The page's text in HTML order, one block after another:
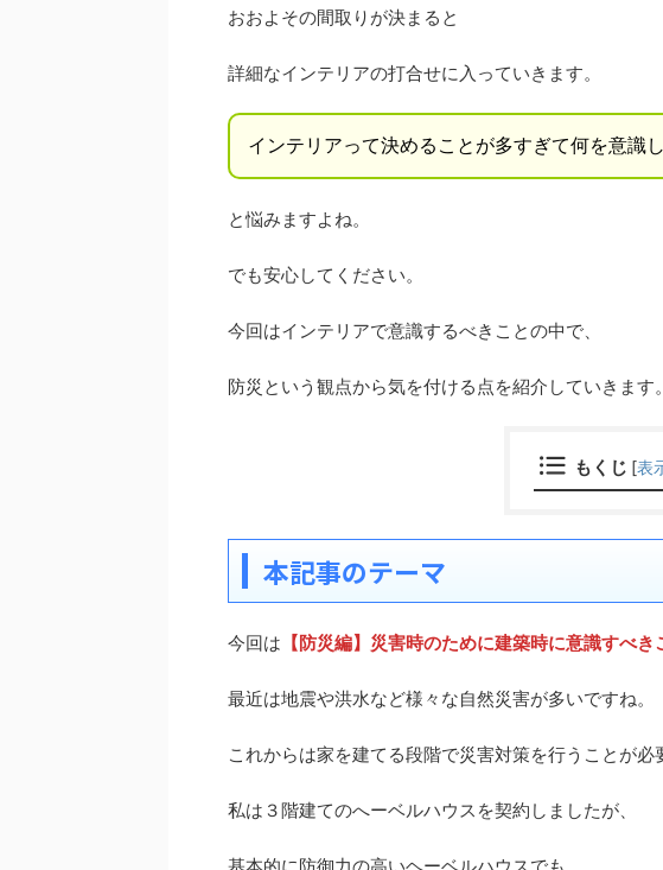
おおよその間取りが決まると
詳細なインテリアの打合せに入っていきます。
インテリアって決めることが多すぎて何を意識
と悩みますよね。
でも安心してください。
今回はインテリアで意識するべきことの中で、
防災という観点から気を付ける点を紹介していきます。
もくじ [表
本記事のテーマ
今回は 【防災編】災害時のために建築時に意識すべき
最近は地震や洪水など様々な自然災害が多いですね。
これからは家を建てる段階で災害対策を行うことが必
私は３階建てのへーベルハウスを契約しましたが、